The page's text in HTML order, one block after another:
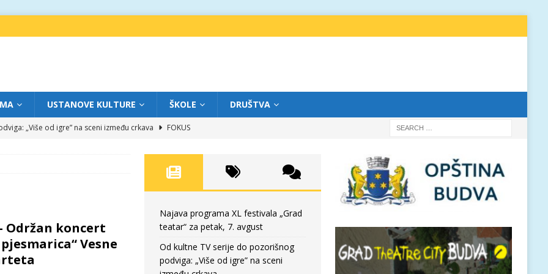
USTANOVE KULTURE ŠKOLE DRUŠTVA
„Više od igre” na sceni između crkava
FOKUS
otvorio novo poglavlje likovnog programa Grada teatra
FOKUS
Održan koncert
Vesne
Najava programa XL festivala „Grad
teatar“ za petak, 7. avgust
Od kultne TV serije do pozorišnog
podviga: „Više od igre” na sceni